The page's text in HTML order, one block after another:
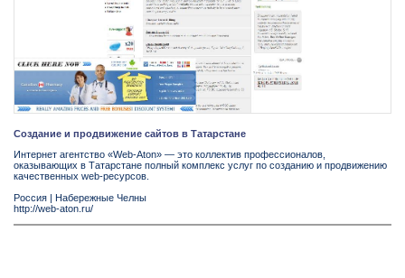
Создание и продвижение сайтов в Татарстане
Интернет агентство «Web-Aton» — это коллектив профессионалов,
оказывающих в Татарстане полный комплекс услуг по созданию и продвижению
качественных web-ресурсов.
Россия | Набережные Челны
http://web-aton.ru/